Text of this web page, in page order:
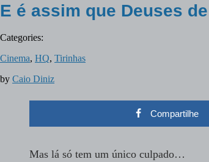
E é assim que Deuses
Categories:
Cinema, HQ, Tirinhas
by Caio Diniz
Compartilhe
Mas lá só tem um único culpado…